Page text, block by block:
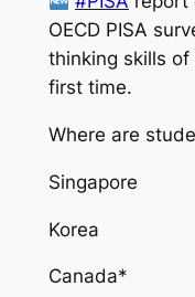
OECD PISA
thinking skills
first time.
Where are
Singapore
Korea
Canada*